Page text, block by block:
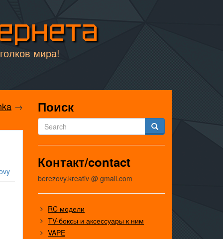
мира!
→ Поиск
Контакт/contact
berezovy.kreativ @ gmail.com
RC модели
TV-боксы и аксессуары к ним
VAPE